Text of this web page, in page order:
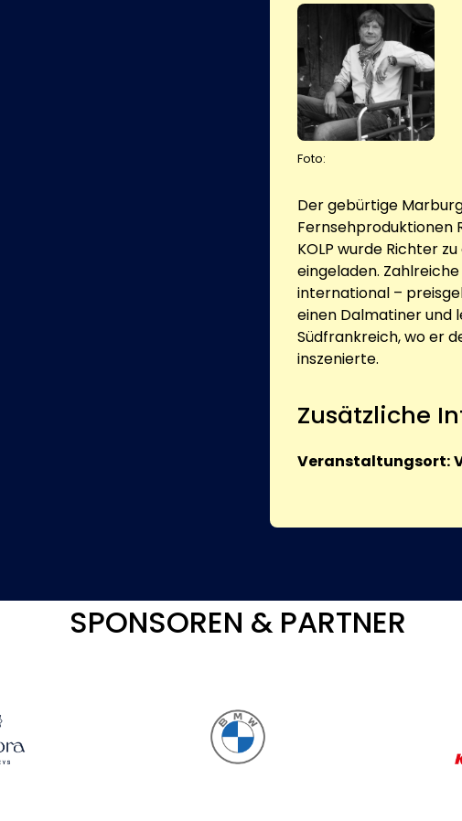
Foto:
Der gebürtige
Fernsehproduktionen
KOLP wurde Richter
eingeladen.
international –
einen Dalmatiner und
Südfrankreich, wo er
inszenierte.
Zusätzliche
Veranstaltungsort:
SPONSOREN & PARTNER